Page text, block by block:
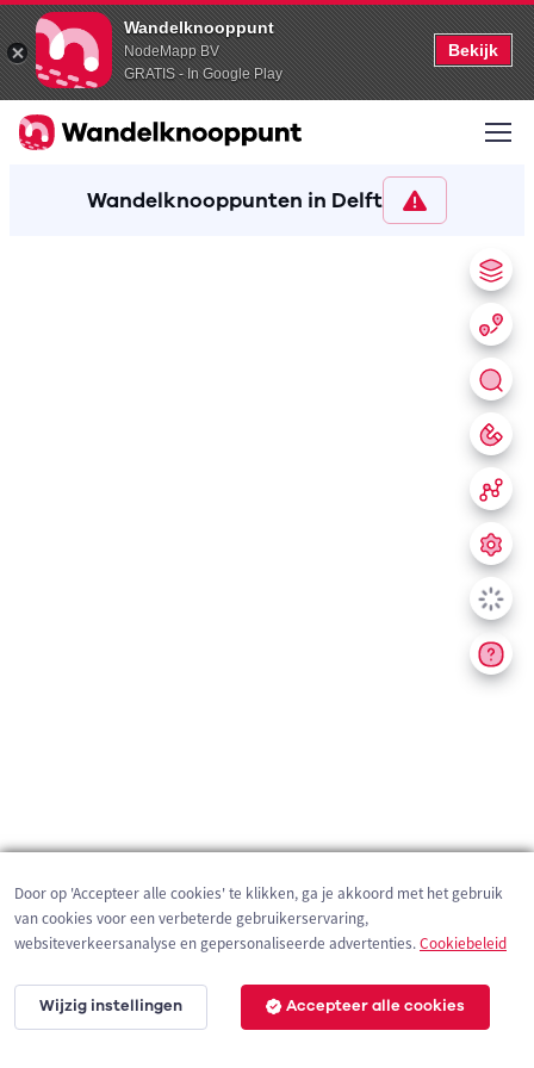
Wandelknooppunt
NodeMapp BV
GRATIS - In Google Play
Bekijk
Wandelknooppunten in Delft
1 km
Door op 'Accepteer alle cookies' te klikken, ga je akkoord met het gebruik
van cookies voor een verbeterde gebruikerservaring,
websiteverkeersanalyse en gepersonaliseerde advertenties.Cookiebeleid
Wijzig instellingen Accepteer alle cookies